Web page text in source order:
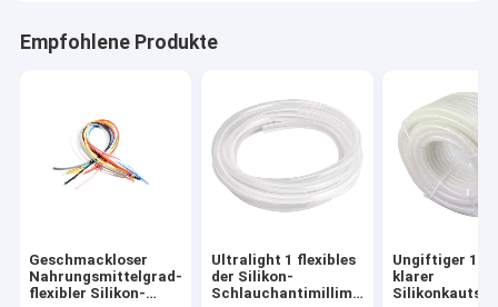
Empfohlene Produkte
Geschmackloser
Nahrungsmittelgrad-
flexibler Silikon-
Ultralight 1 flexibles
der Silikon-
Schlauchantimillimeter
Ungiftiger
klarer